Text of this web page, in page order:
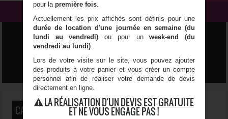
ART DE LA TABLE &
DÉCORATION
CATÉGORIES
pour la première fois.
Actuellement les prix affichés sont définis pour une
durée de location d'une journée en semaine (du
lundi au vendredi) ou pour unweek-end (du
vendredi au lundi).
Lors de votre visite sur le site, vous pouvez ajouter
des produits à votre panier et vous créer un compte
personnel afin de réaliser votre demande de devis
directement en ligne.
LA RÉALISATION D'UN DEVIS ESTGRATUITE
ET NE VOUS ENGAGE PAS !